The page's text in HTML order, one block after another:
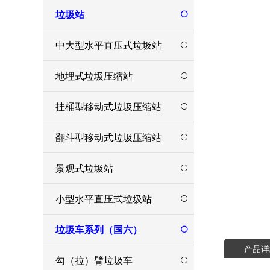
垃圾站
中大型水平直压式垃圾站
地埋式垃圾压缩站
挂桶型移动式垃圾压缩站
翻斗型移动式垃圾压缩站
景观式垃圾站
小型水平直压式垃圾站
垃圾车系列（国六）
勾（拉）臂垃圾车
产品